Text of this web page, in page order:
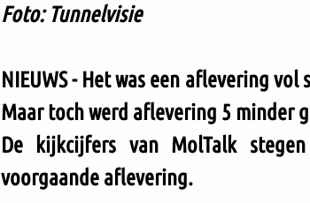
Foto: Tunnelvisie
NIEUWS - Het was een aflevering
Maar toch werd aflevering 5 minder
De kijkcijfers van MolTalk
voorgaande aflevering.